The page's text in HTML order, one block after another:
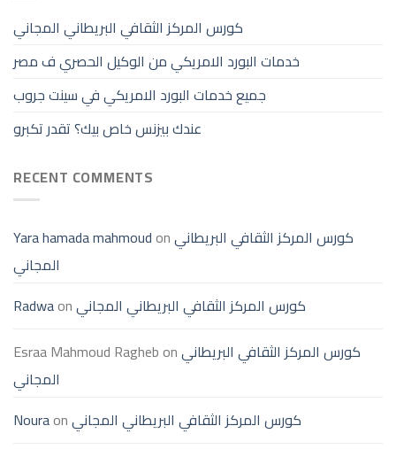
كورس المركز الثقافي البريطاني المجاني
خدمات البورد الامريكي من الوكيل الحصري ف مصر
جميع خدمات البورد الامريكي في سينت جروب
عندك بيزنس خاص بيك؟ تقدر تكبرو
RECENT COMMENTS
Yara hamada mahmoudonكورس المركز الثقافي البريطاني
المجاني
Radwaonكورس المركز الثقافي البريطاني المجاني
Esraa Mahmoud Raghebonكورس المركز الثقافي البريطاني
المجاني
Nouraonكورس المركز الثقافي البريطاني المجاني